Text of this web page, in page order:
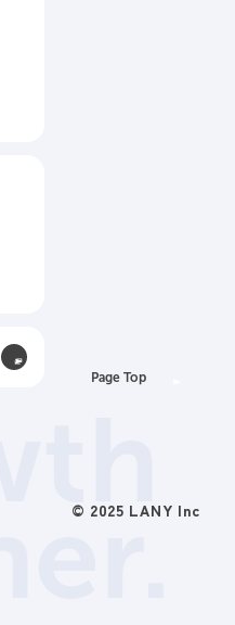
© 2025 LANY Inc
Page Top